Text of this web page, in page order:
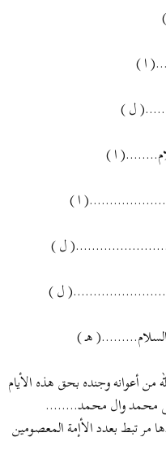
من أعوانه وجنده بحق هذه الأيام
محمد وال محمد........
تبط بعدد الأإمة المعصومين